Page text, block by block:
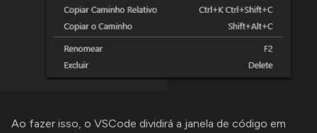
Ao fazer isso, o VSCode dividirá a janela de código em